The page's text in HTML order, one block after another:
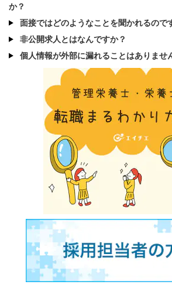
か？
面接ではどのようなことを聞かれるので
非公開求人とはなんですか？
個人情報が外部に漏れることはありませ